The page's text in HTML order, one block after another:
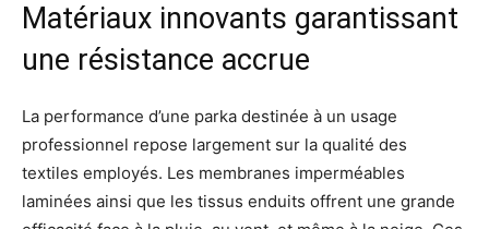
Matériaux innovants garantissant
une résistance accrue
La performance d’une parka destinée à un usage
professionnel repose largement sur la qualité des
textiles employés. Les membranes imperméables
laminées ainsi que les tissus enduits offrent une grande